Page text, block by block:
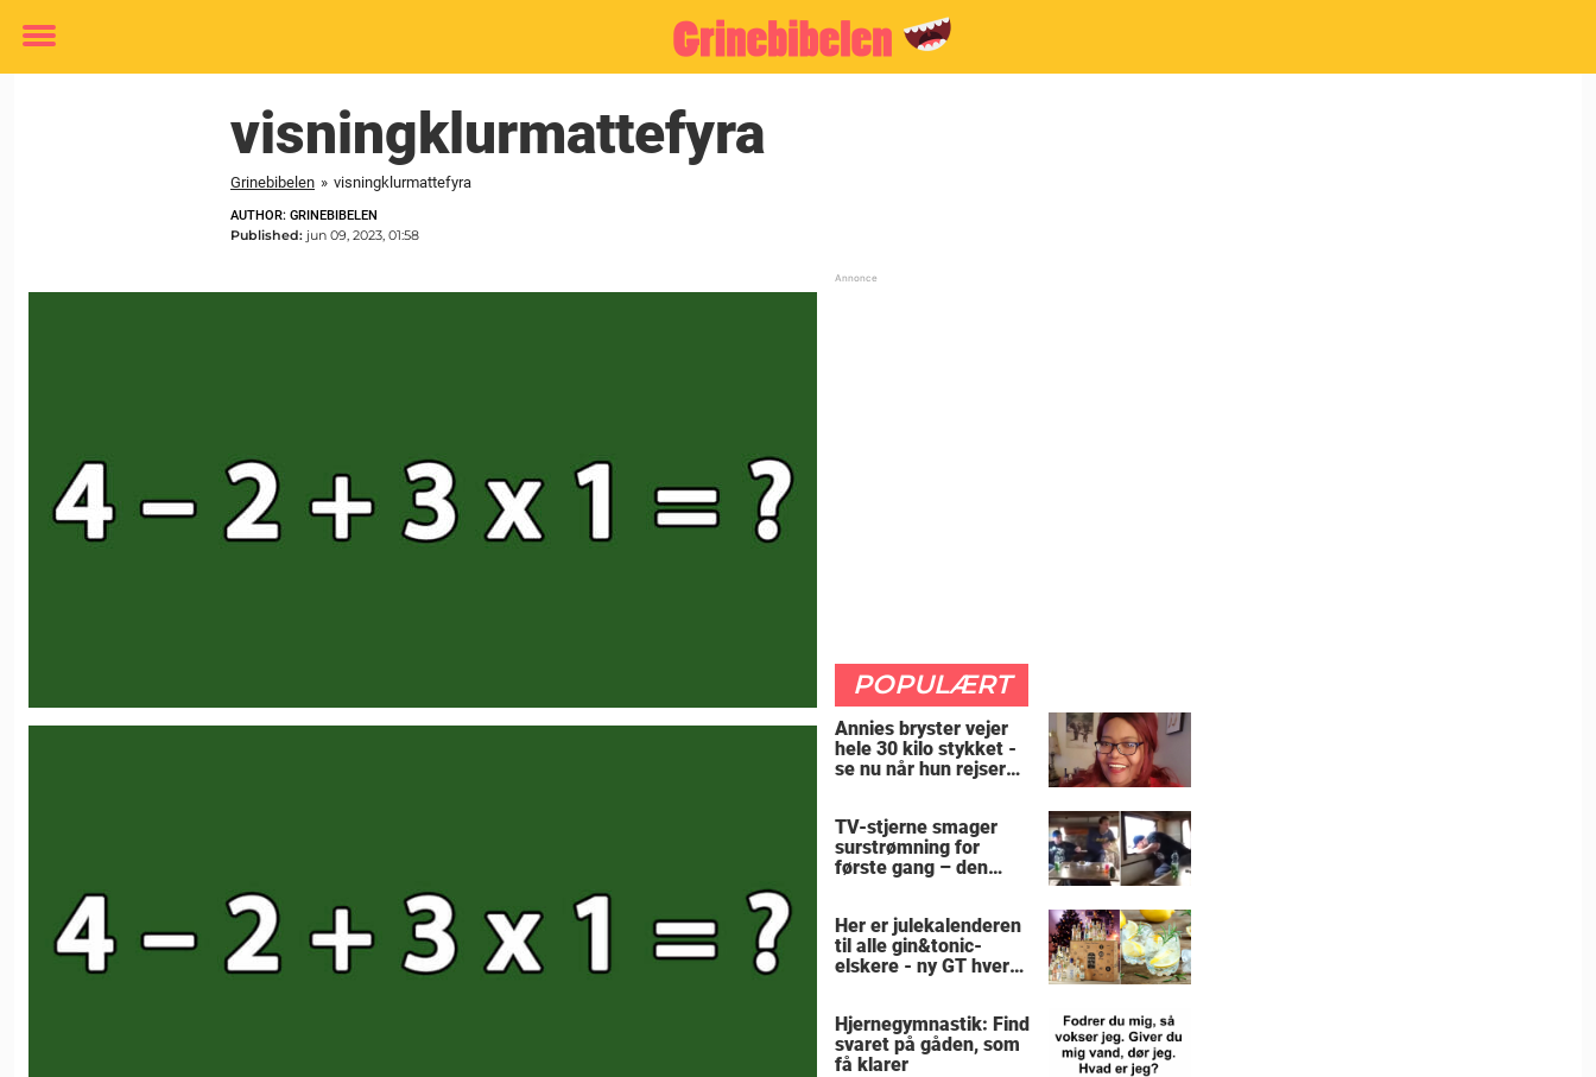
Toggle
visningklurmattefyra
Grinebibelen » visningklurmattefyra
AUTHOR: GRINEBIBELEN
Published: jun 09, 2023, 01:58
POPULÆRT
Annies bryster vejer
hele 30 kilo stykket -
se nu når hun rejser
TV-stjerne smager
surstrømning for
første gang – den
skrige af grin
Her er julekalenderen
til alle gin&tonic-
elskere - ny GT hver
Hjernegymnastik: Find
svaret på gåden, som
få klarer